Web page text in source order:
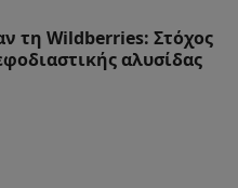
τη Wildberries: Στόχος
αλυσίδας